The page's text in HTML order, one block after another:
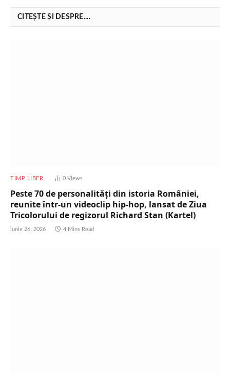
CITEȘTE ȘI DESPRE....
TIMP LIBER 0 Views
Peste 70 de personalități din istoria României,
reunite într-un videoclip hip-hop, lansat de Ziua
Tricolorului de regizorul Richard Stan (Kartel)
iunie 26, 2026 4 Mins Read